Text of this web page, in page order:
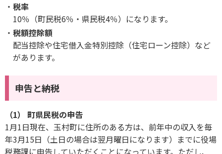
税率
10％（町民税6％・県民税4％）になります。
税額控除額
配当控除や住宅借入金特別控除（住宅ローン控除）など
があります。
申告と納税
（1） 町県民税の申告
1月1日現在、玉村町に住所のある方は、前年中の収入を毎
年3月15日（土日の場合は翌月曜日になります）までに役場